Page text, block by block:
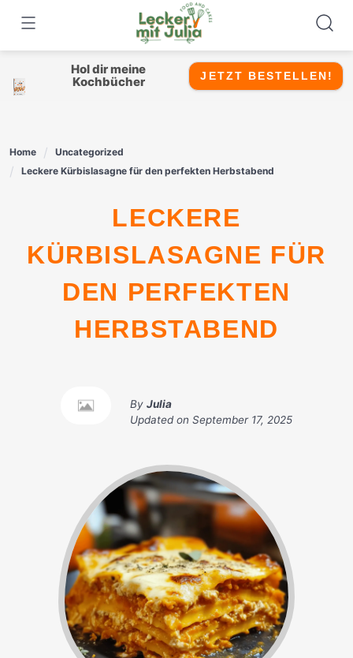
content
Hol dir meine
Kochbücher
JETZT BESTELLEN!
Home
Uncategorized
Leckere Kürbislasagne für den perfekten Herbstabend
LECKERE
KÜRBISLASAGNE FÜR
DEN PERFEKTEN
HERBSTABEND
By Julia
Updated on September 17, 2025